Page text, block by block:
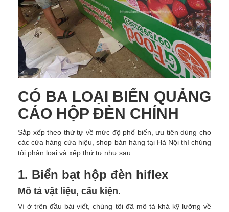
CÓ BA LOẠI BIỂN QUẢNG
CÁO HỘP ĐÈN CHÍNH
Sắp xếp theo thứ tự về mức độ phố biển, ưu tiên dùng cho
các cửa hàng cửa hiệu, shop bán hàng tại Hà Nội thì chúng
tôi phân loại và xếp thứ tự như sau:
1. Biển bạt hộp đèn hiflex
Mô tả vật liệu, cấu kiện.
Vì ở trên đầu bài viết, chúng tôi đã mô tả khá kỹ lưỡng về